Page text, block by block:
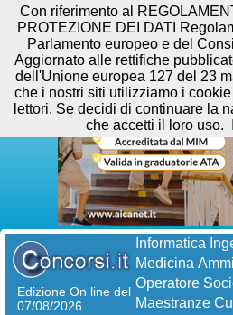
Edizione On line del
07/08/2026
Informatica
Medicina
Operatore
Maestranze
Con riferimento al
PROTEZIONE DEI DATI
Parlamento europeo e del
Aggiornato alle rettifiche
dell'Unione europea 127 del 23
che i nostri siti utilizziamo i
lettori. Se decidi di continuare la
che accetti il loro uso.